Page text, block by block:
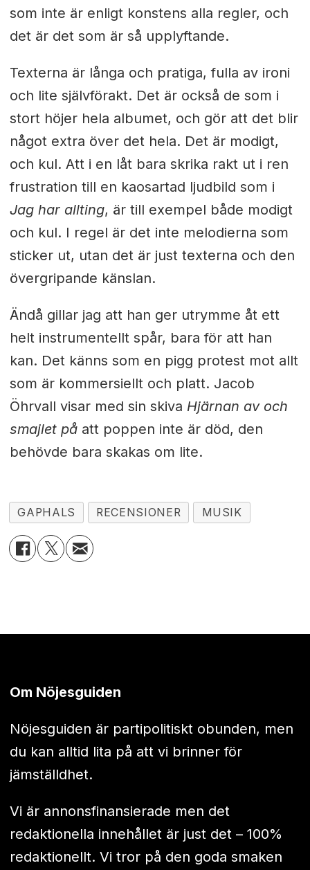
som inte är enligt konstens alla regler, och
det är det som är så upplyftande.
Texterna är långa och pratiga, fulla av ironi
och lite självförakt. Det är också de som i
stort höjer hela albumet, och gör att det blir
något extra över det hela. Det är modigt,
och kul. Att i en låt bara skrika rakt ut i ren
frustration till en kaosartad ljudbild som i
Jag har allting, är till exempel både modigt
och kul. I regel är det inte melodierna som
sticker ut, utan det är just texterna och den
övergripande känslan.
Ändå gillar jag att han ger utrymme åt ett
helt instrumentellt spår, bara för att han
kan. Det känns som en pigg protest mot allt
som är kommersiellt och platt. Jacob
Öhrvall visar med sin skiva Hjärnan av och
smajlet påatt poppen inte är död, den
behövde bara skakas om lite.
GAPHALS RECENSIONER MUSIK
Om Nöjesguiden
Nöjesguiden är partipolitiskt obunden, men
du kan alltid lita på att vi brinner för
jämställdhet.
Vi är annonsfinansierade men det
redaktionella innehållet är just det – 100%
redaktionellt. Vi tror på den goda smaken